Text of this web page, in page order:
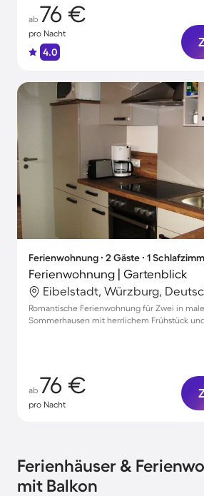
ab 76 €
pro Nacht
4.0
Ferienwohnung ∙ 2 Gäste ∙ 1
Ferienwohnung | Gartenblick
Eibelstadt, Würzburg,
Romantische Ferienwohnung für Zwei in
Sommerhausen mit herrlichem Frühstück
ab 76 €
pro Nacht
Ferienhäuser &
mit Balkon